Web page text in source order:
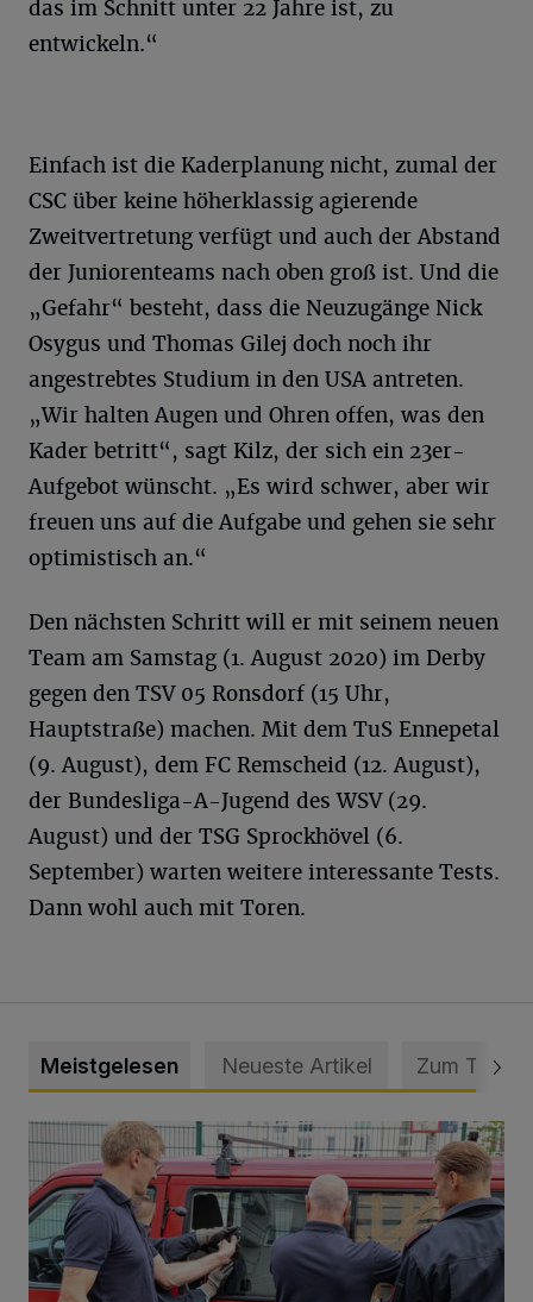
das im Schnitt unter 22 Jahre ist, zu
entwickeln.“
Einfach ist die Kaderplanung nicht, zumal der
CSC über keine höherklassig agierende
Zweitvertretung verfügt und auch der Abstand
der Juniorenteams nach oben groß ist. Und die
„Gefahr“ besteht, dass die Neuzugänge Nick
Osygus und Thomas Gilej doch noch ihr
angestrebtes Studium in den USA antreten.
„Wir halten Augen und Ohren offen, was den
Kader betritt“, sagt Kilz, der sich ein 23er-
Aufgebot wünscht. „Es wird schwer, aber wir
freuen uns auf die Aufgabe und gehen sie sehr
optimistisch an.“
Den nächsten Schritt will er mit seinem neuen
Team am Samstag (1. August 2020) im Derby
gegen den TSV 05 Ronsdorf (15 Uhr,
Hauptstraße) machen. Mit dem TuS Ennepetal
(9. August), dem FC Remscheid (12. August),
der Bundesliga-A-Jugend des WSV (29.
August) und der TSG Sprockhövel (6.
September) warten weitere interessante Tests.
Dann wohl auch mit Toren.
Meistgelesen Neueste Artikel Zum Thema
Feuerwehr befreit Kind aus verschlossenem VW Bulli